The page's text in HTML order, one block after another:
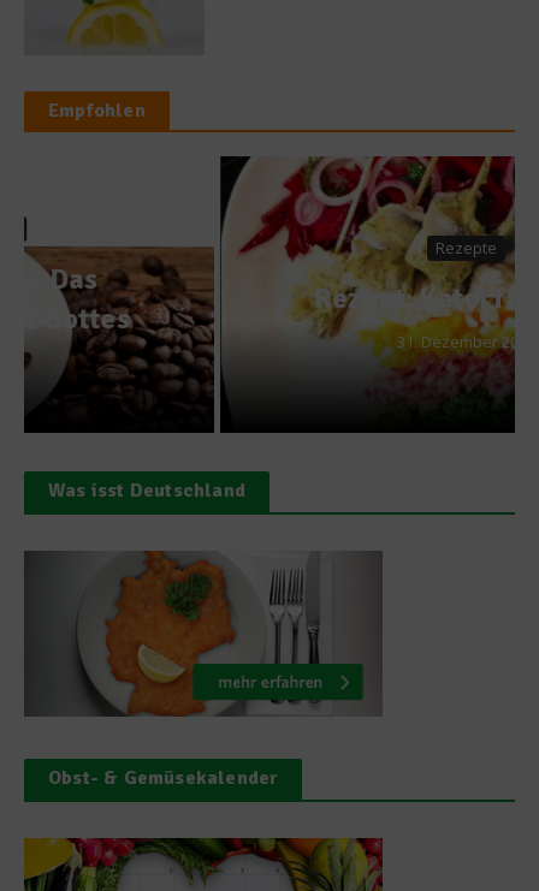
Empfohlen
Rezepte
Rezept: Katerfrühstück
31. Dezember 2016
Was isst Deutschland
Obst- & Gemüsekalender